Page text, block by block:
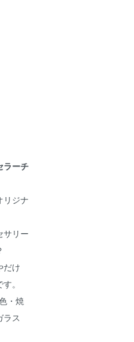
ラーチ
リジナ
サリー
だけ
。
・焼
ラス